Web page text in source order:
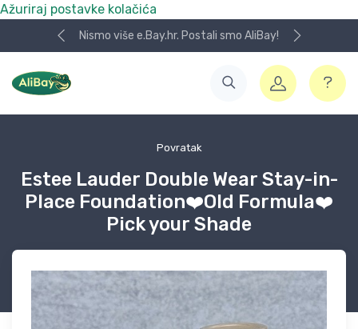
Ažuriraj postavke kolačića
Nismo više e.Bay.hr. Postali smo AliBay!
Povratak
Estee Lauder Double Wear Stay-in-
Place Foundation❤️Old Formula❤️
Pick your Shade